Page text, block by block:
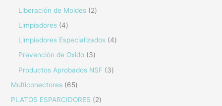
Liberación de Moldes
2
Limpiadores 4
Limpiadores Especializados 4
Prevención de Oxido
3
Productos Aprobados NSF
3
Multiconectores
65
PLATOS ESPARCIDORES
2